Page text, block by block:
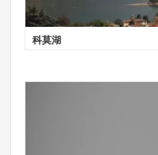
科莫湖